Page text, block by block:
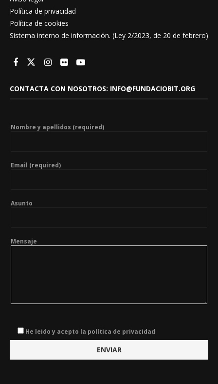
Política de privacidad
Política de cookies
Sistema interno de información. (Ley 2/2023, de 20 de febrero)
CONTACTA CON NOSOTROS: INFO@FUNDACIOBIT.ORG
Nombre y apellidos (required)
Email (required)
Asunto
Mensaje
He leido y acepto la política de privacidad